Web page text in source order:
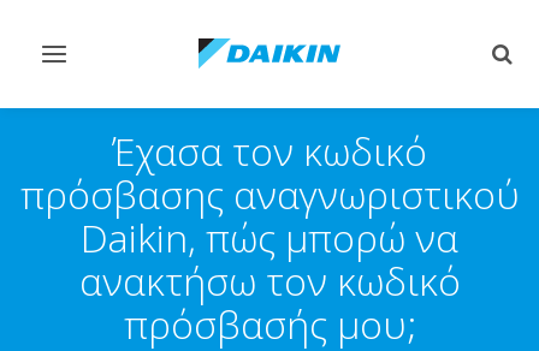
Εναλλαγή
πλοήγηση
Έχασα τον κωδικό
πρόσβασης αναγνωριστικού
Daikin, πώς μπορώ να
ανακτήσω τον κωδικό
πρόσβασής μου;